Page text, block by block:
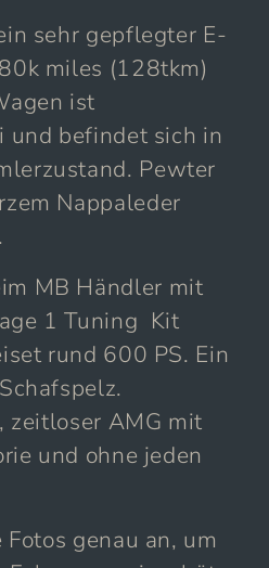
sehr gepflegter E-
miles (128tkm)
ist
und befindet sich in
Pewter
Nappaleder
MB Händler mit
1 Tuning Kit
rund 600 PS. Ein
zeitloser AMG mit
und ohne jeden
genau an, um